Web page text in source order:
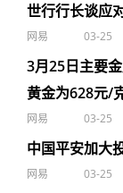
世行行长谈应
网易 03-25
3月25日主要
黄金为628元/
网易 03-25
中国平安加大
网易 03-25